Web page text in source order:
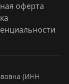
оферта
(ИНН